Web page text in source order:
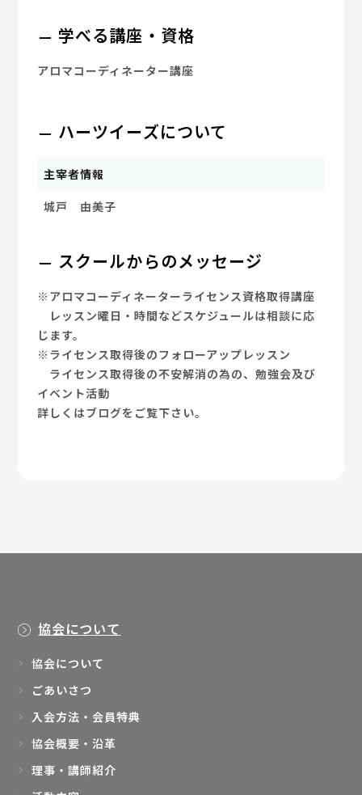
学べる講座・資格
アロマコーディネーター講座
ハーツイーズについて
主宰者情報
城戸 由美子
スクールからのメッセージ
※アロマコーディネーターライセンス資格取得講座
レッスン曜日・時間などスケジュールは相談に応
じます。
※ライセンス取得後のフォローアップレッスン
ライセンス取得後の不安解消の為の、勉強会及び
イベント活動
詳しくはブログをご覧下さい。
協会について
協会について
ごあいさつ
入会方法・会員特典
協会概要・沿革
理事・講師紹介